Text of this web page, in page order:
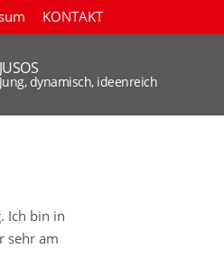
KONTAKT
JUSOS
Jung, dynamisch, ideenreich
Ich bin in
sehr am